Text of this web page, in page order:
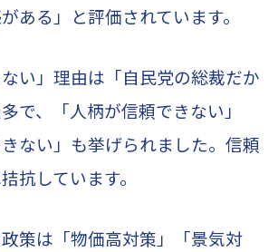
ある」と評価されています。
い」理由は「自民党の総裁だか
で、「人柄が信頼できない」
きない」も挙げられました。信頼
抗しています。
策は「物価高対策」「景気対